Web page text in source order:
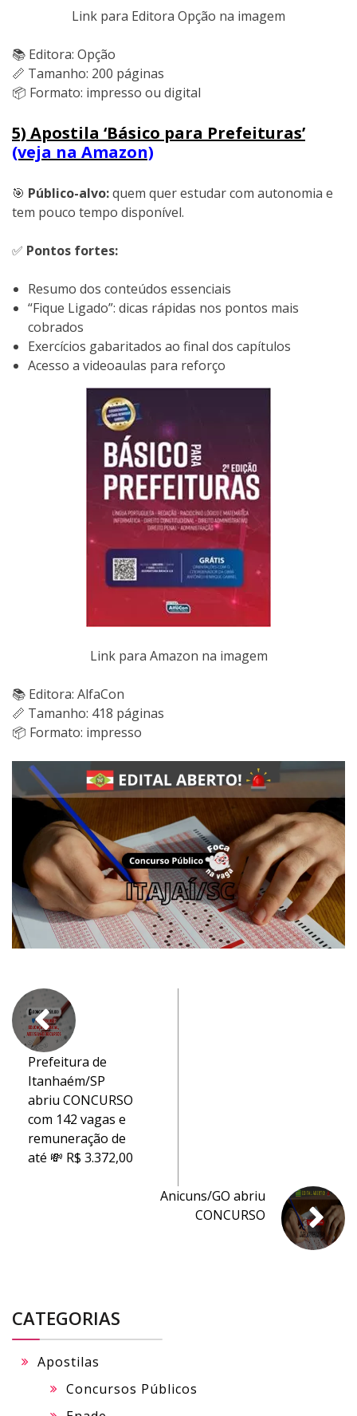
Link para Editora Opção na imagem
📚 Editora: Opção
📏 Tamanho: 200 páginas
📦 Formato: impresso ou digital
5) Apostila ‘Básico para Prefeituras’
(veja na Amazon)
🎯 Público-alvo:quem quer estudar com autonomia e
tem pouco tempo disponível.
✅ Pontos fortes:
Resumo dos conteúdos essenciais
“Fique Ligado”: dicas rápidas nos pontos mais
cobrados
Exercícios gabaritados ao final dos capítulos
Acesso a videoaulas para reforço
Link para Amazon na imagem
📚 Editora: AlfaCon
📏 Tamanho: 418 páginas
📦 Formato: impresso
Prefeitura de
Itanhaém/SP
abriu CONCURSO
com 142 vagas e
remuneração de
até 💸 R$ 3.372,00
Anicuns/GO abriu
CONCURSO
CATEGORIAS
Apostilas
Concursos Públicos